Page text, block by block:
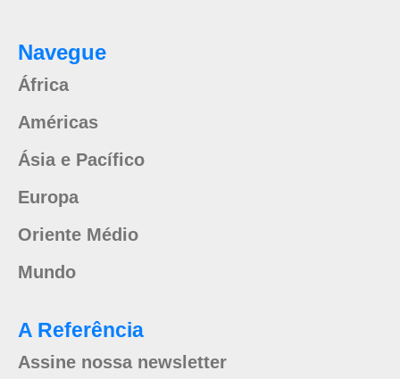
Navegue
África
Américas
Ásia e Pacífico
Europa
Oriente Médio
Mundo
A Referência
Assine nossa newsletter